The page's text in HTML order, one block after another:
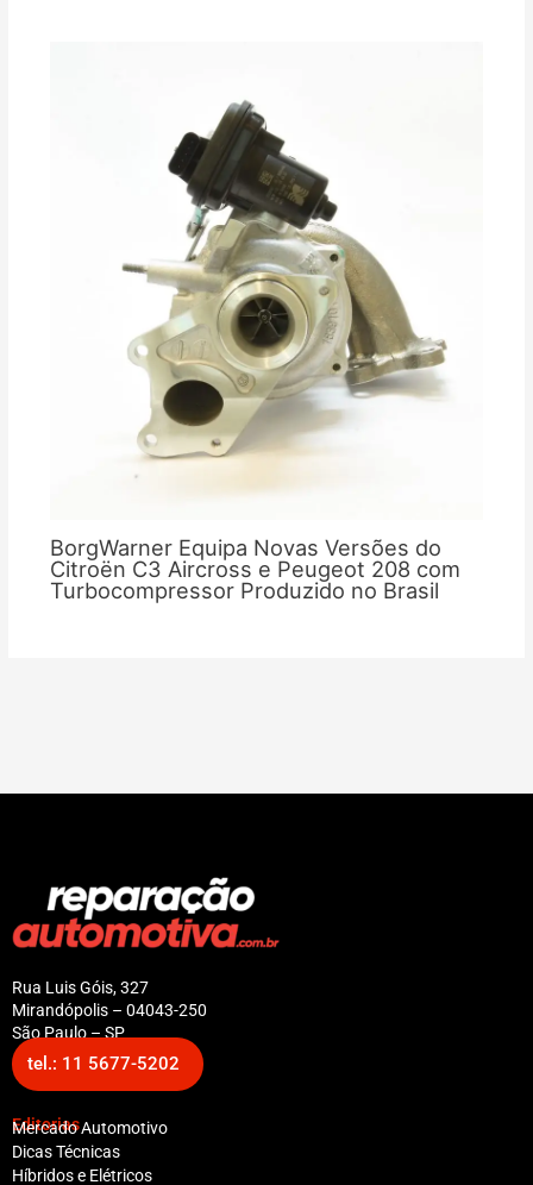
BorgWarner Equipa Novas Versões do
Citroën C3 Aircross e Peugeot 208 com
Turbocompressor Produzido no Brasil
Rua Luis Góis, 327
Mirandópolis – 04043-250
São Paulo – SP
tel.: 11 5677-5202
Editorias
Mercado Automotivo
Dicas Técnicas
Híbridos e Elétricos